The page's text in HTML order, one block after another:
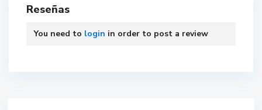
Reseñas
You need to login in order to post a review